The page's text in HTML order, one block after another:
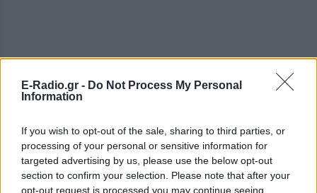
E-Radio.gr - Do Not Process My Personal
Information
If you wish to opt-out of the sale, sharing to third parties, or
processing of your personal or sensitive information for
targeted advertising by us, please use the below opt-out
section to confirm your selection. Please note that after your
opt-out request is processed you may continue seeing
ΔΕΙΤΕ ΕΠΙΣΗΣ